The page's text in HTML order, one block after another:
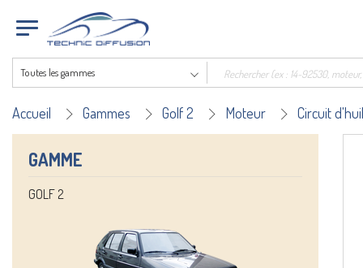
Toutes les gammes
Accueil Gammes Golf 2 Moteur Circuit
GAMME
GOLF 2